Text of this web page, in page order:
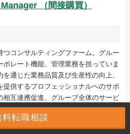
（間接購買）
つコンサルティングファーム。グルー
レート機能、管理業務を担っていま
通じた業務品質及び生産性の向上、
提供するプロフェッショナルへのサポ
相互連携促進、グループ全体のサービ
の強化などに注力しています。
料転職相談